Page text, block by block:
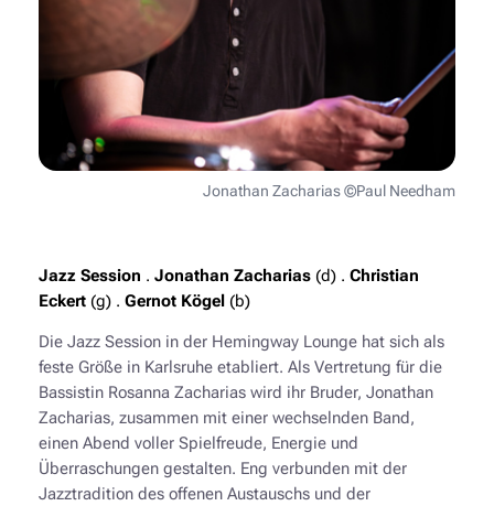
Jonathan Zacharias ©Paul Needham
Jazz Session . Jonathan Zacharias (d) . Christian
Eckert (g) . Gernot Kögel (b)
Die Jazz Session in der Hemingway Lounge hat sich als
feste Größe in Karlsruhe etabliert. Als Vertretung für die
Bassistin Rosanna Zacharias wird ihr Bruder, Jonathan
Zacharias, zusammen mit einer wechselnden Band,
einen Abend voller Spielfreude, Energie und
Überraschungen gestalten. Eng verbunden mit der
Jazztradition des offenen Austauschs und der